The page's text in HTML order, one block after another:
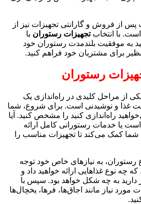
پس از فروش و گارانتی تجهیزات نیز از
با انتخابتجهیزات رستوران با
به موفقیت بلندمدت رستوران خود
برای مشتریان خود فراهم کنید.
رستوران
از مراحل کلیدی در راه‌اندازی یک
غذا و نوشیدنی است. برای شروع، شما
راه‌اندازی کنید را مشخص کنید. آیا
یا خدمات رستورانی کامل ارائه
کمک می‌کند تا تجهیزات مناسب را
به نیازهای خاص خود توجه
چه نوع غذاهایی ارائه خواهید داد و
دارید به چه شکل خواهد بود. سپس با
مورد نیاز مانند اجاق‌ها، فرها، یخچال‌ها